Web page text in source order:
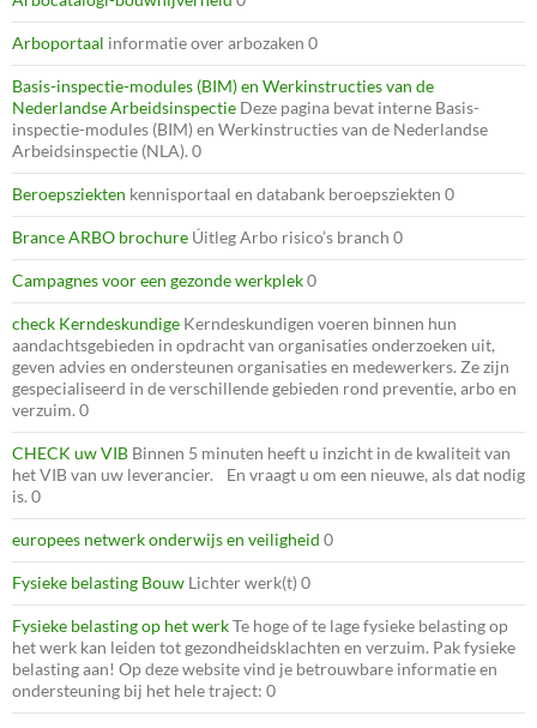
Arboportaal informatie over arbozaken 0
Basis-inspectie-modules (BIM) en Werkinstructies van de
Nederlandse Arbeidsinspectie Deze pagina bevat interne Basis-
inspectie-modules (BIM) en Werkinstructies van de Nederlandse
Arbeidsinspectie (NLA). 0
Beroepsziekten kennisportaal en databank beroepsziekten 0
Brance ARBO brochure Úitleg Arbo risico’s branch 0
Campagnes voor een gezonde werkplek0
check Kerndeskundige Kerndeskundigen voeren binnen hun
aandachtsgebieden in opdracht van organisaties onderzoeken uit,
geven advies en ondersteunen organisaties en medewerkers. Ze zijn
gespecialiseerd in de verschillende gebieden rond preventie, arbo en
verzuim. 0
CHECK uw VIB Binnen 5 minuten heeft u inzicht in de kwaliteit van
het VIB van uw leverancier. En vraagt u om een nieuwe, als dat nodig
is. 0
europees netwerk onderwijs en veiligheid 0
Fysieke belasting Bouw Lichter werk(t) 0
Fysieke belasting op het werkTe hoge of te lage fysieke belasting op
het werk kan leiden tot gezondheidsklachten en verzuim. Pak fysieke
belasting aan! Op deze website vind je betrouwbare informatie en
ondersteuning bij het hele traject: 0